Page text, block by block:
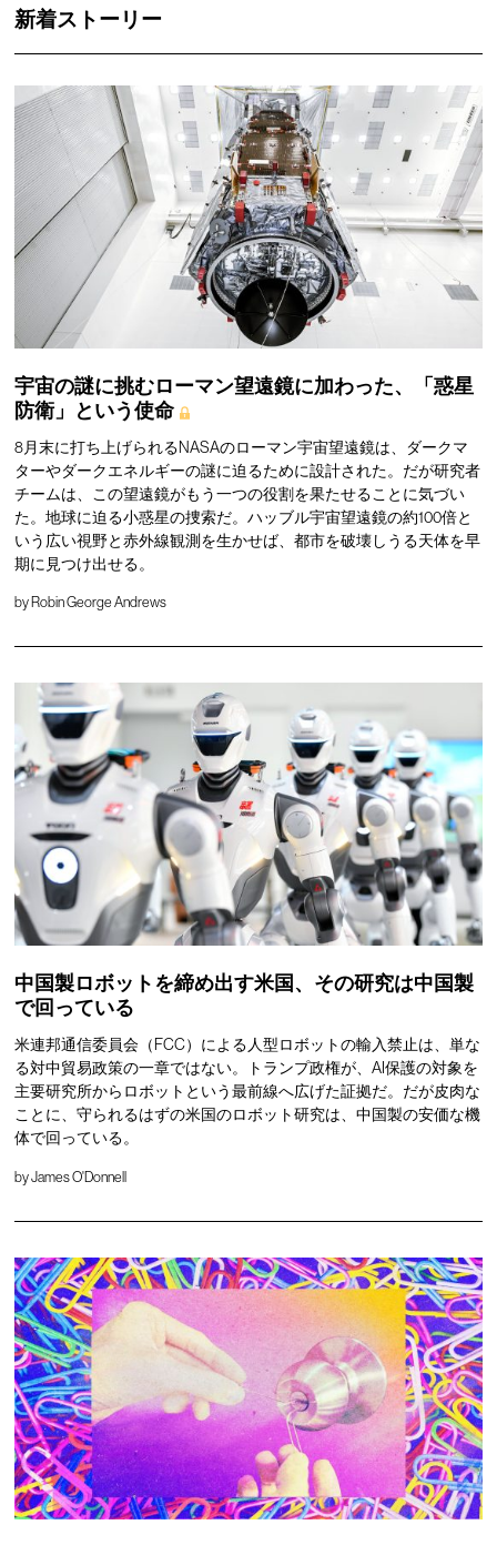
新着ストーリー
宇宙の謎に挑むローマン望遠鏡に加わった、「惑星
防衛」という使命
8月末に打ち上げられるNASAのローマン宇宙望遠鏡は、ダークマ
ターやダークエネルギーの謎に迫るために設計された。だが研究者
チームは、この望遠鏡がもう一つの役割を果たせることに気づい
た。地球に迫る小惑星の捜索だ。ハッブル宇宙望遠鏡の約100倍と
いう広い視野と赤外線観測を生かせば、都市を破壊しうる天体を早
期に見つけ出せる。
by Robin George Andrews
中国製ロボットを締め出す米国、その研究は中国製
で回っている
米連邦通信委員会（FCC）による人型ロボットの輸入禁止は、単な
る対中貿易政策の一章ではない。トランプ政権が、AI保護の対象を
主要研究所からロボットという最前線へ広げた証拠だ。だが皮肉な
ことに、守られるはずの米国のロボット研究は、中国製の安価な機
体で回っている。
byJames O'Donnell